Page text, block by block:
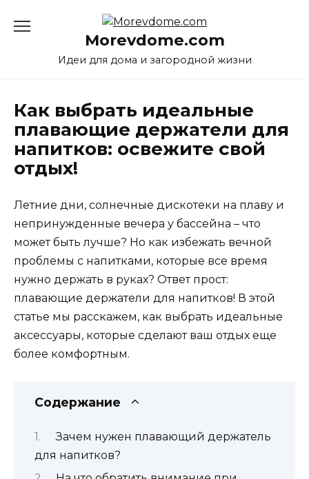
Morevdome.com
Идеи для дома и загородной жизни
Как выбрать идеальные
плавающие держатели для
напитков: освежите свой
отдых!
Летние дни, солнечные дискотеки на плаву и
непринужденные вечера у бассейна – что
может быть лучше? Но как избежать вечной
проблемы с напитками, которые все время
нужно держать в руках? Ответ прост:
плавающие держатели для напитков! В этой
статье мы расскажем, как выбрать идеальные
аксессуары, которые сделают ваш отдых еще
более комфортным.
Содержание
Зачем нужен плавающий держатель
для напитков?